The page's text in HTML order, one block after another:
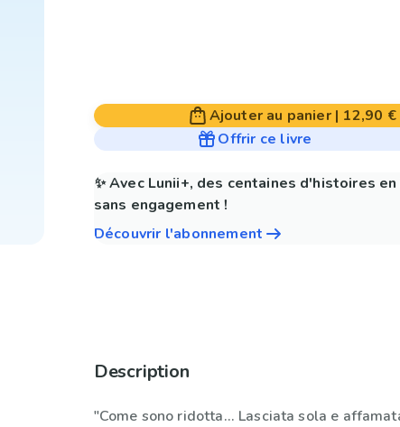
Ajouter au panier| 12,90 €
Offrir ce livre
✨ Avec Lunii+, des centaines d'histoires
sans engagement !
Découvrir l'abonnement
Description
"Come sono ridotta... Lasciata sola e